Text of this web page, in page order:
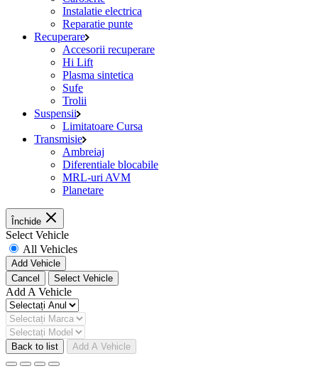
Instalatie electrica
Reparatie punte
Recuperare
Accesorii recuperare
Hi Lift
Plasma sintetica
Sufe
Trolii
Suspensii
Limitatoare Cursa
Transmisie
Ambreiaj
Diferentiale blocabile
MRL-uri AVM
Planetare
Închide
Select Vehicle
All Vehicles
Add Vehicle
Cancel
Select Vehicle
Add A Vehicle
Back to list Add A Vehicle